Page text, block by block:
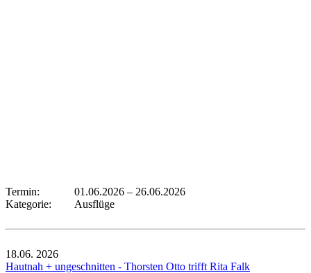
Termin: 01.06.2026 – 26.06.2026
Kategorie:
Ausflüge
18.06. 2026
Hautnah + ungeschnitten - Thorsten Otto trifft Rita Falk